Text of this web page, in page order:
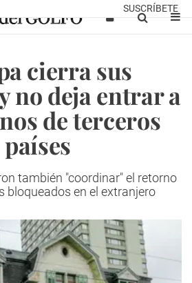
SUSCRÍBETE
cierra sus
no deja entrar a
de terceros
países
también "coordinar" el retorno
bloqueados en el extranjero